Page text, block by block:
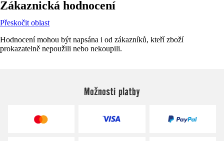
Zákaznická hodnocení
Přeskočit oblast
Hodnocení mohou být napsána i od zákazníků, kteří zboží
prokazatelně nepoužili nebo nekoupili.
Možnosti platby